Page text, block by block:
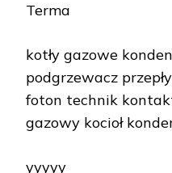
Terma
kotły gazowe
podgrzewacz
foton technik
gazowy kocioł
yyyyy